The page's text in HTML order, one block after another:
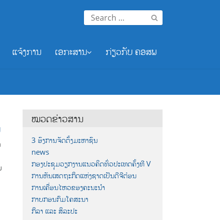
Search
for:
ແຈ້ງການ ເອກະສານ ກ່ຽວກັບ ຄອສພ
ໝວດຂ່າວສານ
3 ອົງການຈັດຕັ້ງມະຫາຊົນ
news
ກອງປະຊຸມວຽກງານແນວຄິດທົ່ວປະເທດຄັ້ງທີ V
ການຫັນເສດຖະກິດແຫ່ງຊາດເປັນດີຈີຕ໋ອນ
ການເຄື່ອນໄຫວຂອງຄະນະນຳ
ກາບກອນກົມໂຄສະນາ
ກິລາ ແລະ ສິລະປະ